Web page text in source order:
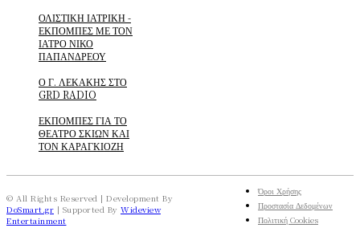
ΟΛΙΣΤΙΚΗ ΙΑΤΡΙΚΗ -
ΕΚΠΟΜΠΕΣ ΜΕ ΤΟΝ
ΙΑΤΡΟ ΝΙΚΟ
ΠΑΠΑΝΔΡΕΟΥ
Ο Γ. ΛΕΚΑΚΗΣ ΣΤΟ
GRD RADIO
ΕΚΠΟΜΠΕΣ ΓΙΑ ΤΟ
ΘΕΑΤΡΟ ΣΚΙΩΝ ΚΑΙ
ΤΟΝ ΚΑΡΑΓΚΙΟΖΗ
© All Rights Reserved | Development By
DoSmart.gr | Supported By Wideview
Entertainment
Όροι Χρήσης
Προστασία Δεδομένων
Πολιτική Cookies